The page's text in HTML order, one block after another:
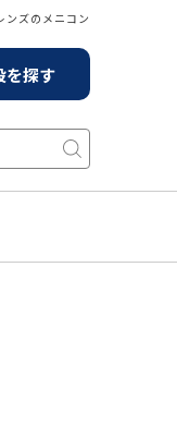
ズのメニコン
を探す